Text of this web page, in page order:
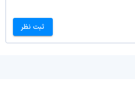
ثبت نظر